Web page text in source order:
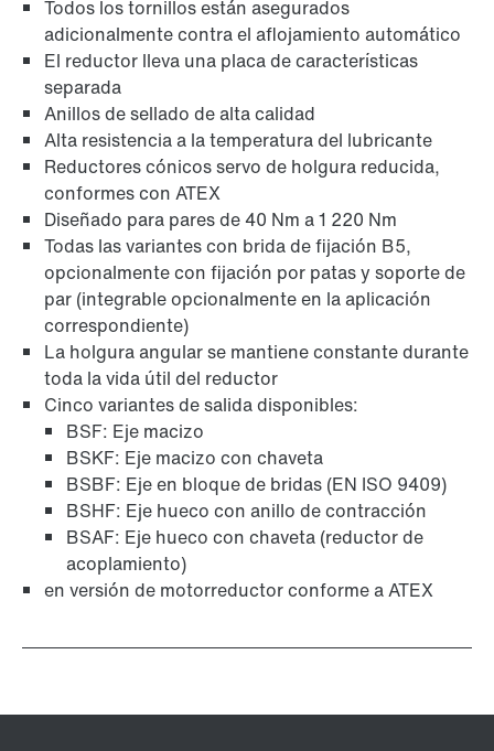
adaptador
Garantía a largo plazo
Todos los tornillos están asegurados
adicionalmente contra el aflojamiento automático
El reductor lleva una placa de características
separada
Anillos de sellado de alta calidad
Alta resistencia a la temperatura del lubricante
Reductores cónicos servo de holgura reducida,
conformes con ATEX
Diseñado para pares de 40 Nm a 1 220 Nm
Todas las variantes con brida de fijación B5,
opcionalmente con fijación por patas y soporte de
par (integrable opcionalmente en la aplicación
correspondiente)
La holgura angular se mantiene constante durante
toda la vida útil del reductor
Cinco variantes de salida disponibles:
BSF: Eje macizo
BSKF: Eje macizo con chaveta
BSBF: Eje en bloque de bridas (EN ISO 9409)
BSHF: Eje hueco con anillo de contracción
BSAF: Eje hueco con chaveta (reductor de
acoplamiento)
en versión de motorreductor conforme a ATEX